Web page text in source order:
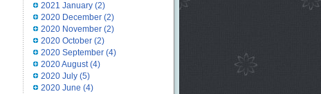
2021 January(2)
2020 December(2)
2020 November(2)
2020 October(2)
2020 September(4)
2020 August(4)
2020 July(5)
2020 June (4)